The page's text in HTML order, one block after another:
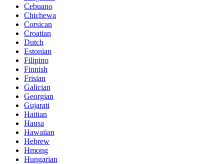
Cebuano
Chichewa
Corsican
Croatian
Dutch
Estonian
Filipino
Finnish
Frisian
Galician
Georgian
Gujarati
Haitian
Hausa
Hawaiian
Hebrew
Hmong
Hungarian